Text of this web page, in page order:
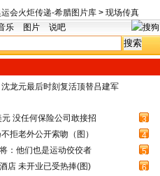
会火炬传递-希腊图片库 > 现场传真
乐 图片 说吧
龙元最后时刻复活顶替吕建军
没任何保险公司敢接招
3
拒老外公开索吻（图）
4
：他们也是运动佼佼者
5
店 未开业已受热捧(图)
6